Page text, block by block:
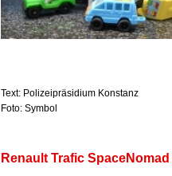
Text: Polizeipräsidium Konstanz
Foto: Symbol
Renault Trafic SpaceNomad